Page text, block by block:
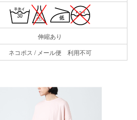
伸縮あり
ネコポス / メール便 利用不可